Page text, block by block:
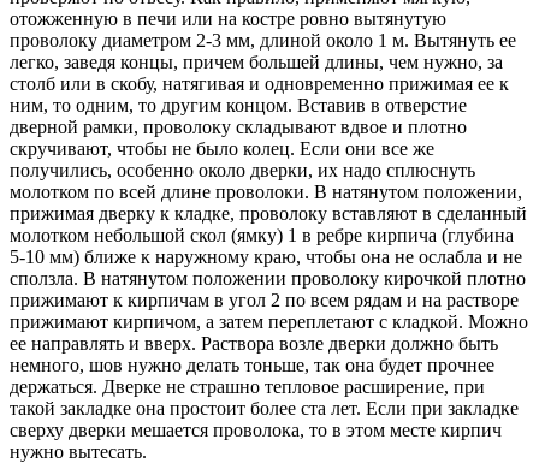
отожженную в печи или на костре ровно вытянутую
проволоку диаметром 2-3 мм, длиной около 1 м. Вытянуть ее
легко, заведя концы, причем большей длины, чем нужно, за
столб или в скобу, натягивая и одновременно прижимая ее к
ним, то одним, то другим концом. Вставив в отверстие
дверной рамки, проволоку складывают вдвое и плотно
скручивают, чтобы не было колец. Если они все же
получились, особенно около дверки, их надо сплюснуть
молотком по всей длине проволоки. В натянутом положении,
прижимая дверку к кладке, проволоку вставляют в сделанный
молотком небольшой скол (ямку) 1 в ребре кирпича (глубина
5-10 мм) ближе к наружному краю, чтобы она не ослабла и не
сползла. В натянутом положении проволоку кирочкой плотно
прижимают к кирпичам в угол 2 по всем рядам и на растворе
прижимают кирпичом, а затем переплетают с кладкой. Можно
ее направлять и вверх. Раствора возле дверки должно быть
немного, шов нужно делать тоньше, так она будет прочнее
держаться. Дверке не страшно тепловое расширение, при
такой закладке она простоит более ста лет. Если при закладке
сверху дверки мешается проволока, то в этом месте кирпич
нужно вытесать.